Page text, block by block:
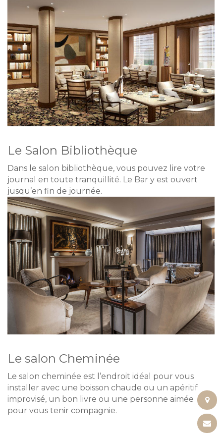
Le Salon Bibliothèque
Dans le salon bibliothèque, vous pouvez lire votre
journal en toute tranquillité. Le Bar y est ouvert
jusqu’en fin de journée.
Le salon Cheminée
Le salon cheminée est l’endroit idéal pour vous
installer avec une boisson chaude ou un apéritif
improvisé, un bon livre ou une personne aimée
pour vous tenir compagnie.